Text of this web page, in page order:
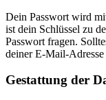
Dein Passwort wird
ist dein Schlüssel zu
Passwort fragen.
deiner E-Mail-Adresse
Gestattung der